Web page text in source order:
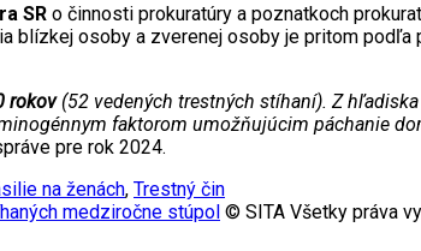
SR o činnosti prokuratúry a poznatkoch
blízkej osoby a zverenej osoby je pritom
rokov(52 vedených trestných stíhaní). Z
faktorom umožňujúcim páchanie
pre rok 2024.
na ženách, Trestný čin
medziročne stúpol © SITA Všetky práva